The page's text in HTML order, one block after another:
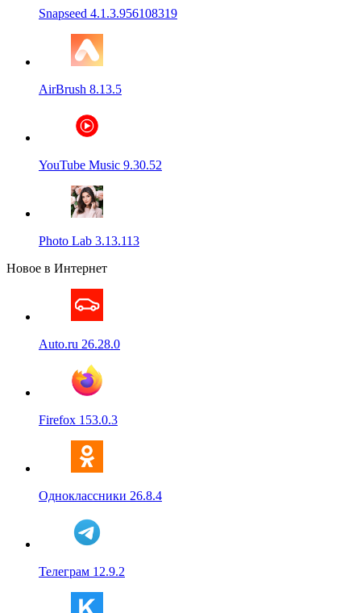
Snapseed 4.1.3.956108319
AirBrush 8.13.5
YouTube Music 9.30.52
Photo Lab 3.13.113
Новое в Интернет
Auto.ru 26.28.0
Firefox 153.0.3
Одноклассники 26.8.4
Телеграм 12.9.2